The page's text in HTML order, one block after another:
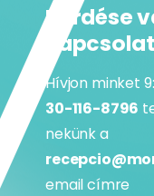
Kérdése
Hívjon minket
30-116-8796
nekünk a
email címre